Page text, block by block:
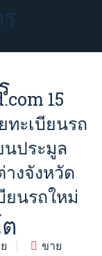
15
ทะเบียนรถ
นประมูล
งจังหวัด
ยนรถใหม่
ขาย